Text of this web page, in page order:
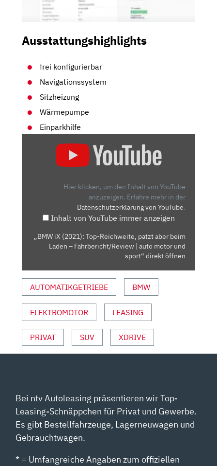
Ausstattungshighlights
frei konfigurierbar
Navigationssystem
Sitzheizung
Wärmepumpe
Einparkhilfe
REICHWEITE,
LADEN
AUTO
MOTOR
UND
SPORT“
YOUTUBE
ANZEIGEN
Hier klicken, um den Inhalt von YouTube
anzuzeigen. Erfahre mehr in der
Datenschutzerklärung von YouTube.
Inhalt von YouTube immer anzeigen
„BMW iX (2021): Top-Reichweite, patzt aber beim
Laden – Fahrbericht/Review | auto motor und
sport“ direkt öffnen
AUTOMATIKGETRIEBE BMW
ELEKTROMOTOR LEASING
PRIVAT SUV XDRIVE
Bei ntv Autoleasing präsentieren wir Top-
Leasing-Schnäppchen für Privat und Gewerbe.
Es gibt Bestellfahrzeuge, Lagerneuwagen und
Gebrauchtwagen.
* = Umfangreiche Angaben zum offiziellen